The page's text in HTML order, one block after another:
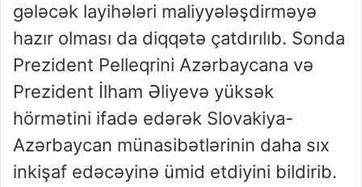
gələcək layihələri maliyyələşdirməyə
hazır olması da diqqətə çatdırılıb. Sonda
Prezident Pelleqrini Azərbaycana və
Prezident İlham Əliyevə yüksək
hörmətini ifadə edərək Slovakiya-
Azərbaycan münasibətlərinin daha sıx
inkişaf edəcəyinə ümid etdiyini bildirib.